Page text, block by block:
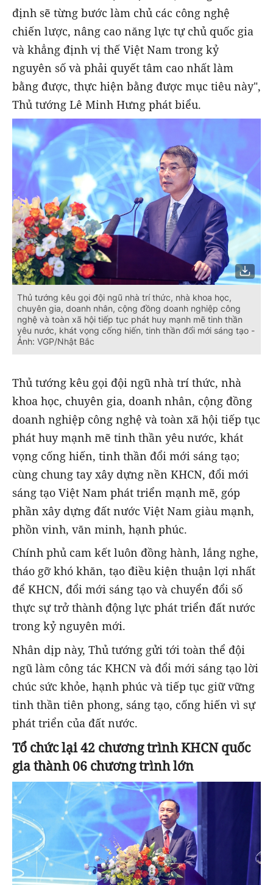
định sẽ từng bước làm chủ các công nghệ
chiến lược, nâng cao năng lực tự chủ quốc gia
và khẳng định vị thế Việt Nam trong kỷ
nguyên số và phải quyết tâm cao nhất làm
bằng được, thực hiện bằng được mục tiêu này",
Thủ tướng Lê Minh Hưng phát biểu.
Thủ tướng kêu gọi đội ngũ nhà trí thức, nhà khoa học,
chuyên gia, doanh nhân, cộng đồng doanh nghiệp công
nghệ và toàn xã hội tiếp tục phát huy mạnh mẽ tinh thần
yêu nước, khát vọng cống hiến, tinh thần đổi mới sáng tạo -
Ảnh: VGP/Nhật Bắc
Thủ tướng kêu gọi đội ngũ nhà trí thức, nhà
khoa học, chuyên gia, doanh nhân, cộng đồng
doanh nghiệp công nghệ và toàn xã hội tiếp tục
phát huy mạnh mẽ tinh thần yêu nước, khát
vọng cống hiến, tinh thần đổi mới sáng tạo;
cùng chung tay xây dựng nền KHCN, đổi mới
sáng tạo Việt Nam phát triển mạnh mẽ, góp
phần xây dựng đất nước Việt Nam giàu mạnh,
phồn vinh, văn minh, hạnh phúc.
Chính phủ cam kết luôn đồng hành, lắng nghe,
tháo gỡ khó khăn, tạo điều kiện thuận lợi nhất
để KHCN, đổi mới sáng tạo và chuyển đổi số
thực sự trở thành động lực phát triển đất nước
trong kỷ nguyên mới.
Nhân dịp này, Thủ tướng gửi tới toàn thể đội
ngũ làm công tác KHCN và đổi mới sáng tạo lời
chúc sức khỏe, hạnh phúc và tiếp tục giữ vững
tinh thần tiên phong, sáng tạo, cống hiến vì sự
phát triển của đất nước.
Tổ chức lại 42 chương trình KHCN quốc
gia thành 06 chương trình lớn